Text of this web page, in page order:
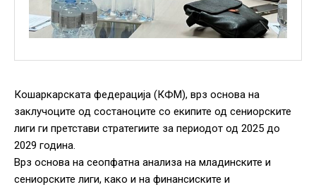
Кошаркарската федерација (КФМ), врз основа на
заклучоците од состаноците со екипите од сениорските
лиги ги претстави стратегиите за периодот од 2025 до
2029 година.
Врз основа на сеопфатна анализа на младинските и
сениорските лиги, како и на финансиските и